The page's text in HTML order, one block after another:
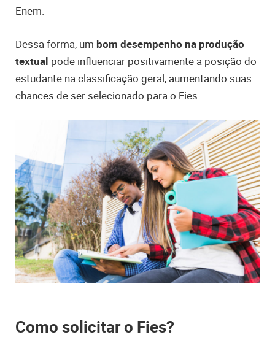
Enem.
Dessa forma, um bom desempenho na produção
textual pode influenciar positivamente a posição do
estudante na classificação geral, aumentando suas
chances de ser selecionado para o Fies.
Como solicitar o Fies?